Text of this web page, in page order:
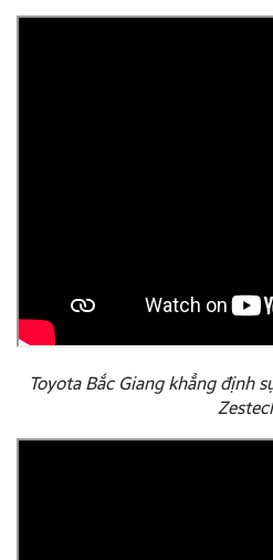
Toyota Bắc Giang khẳng định